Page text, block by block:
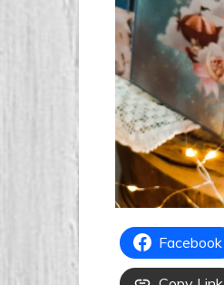
Facebook